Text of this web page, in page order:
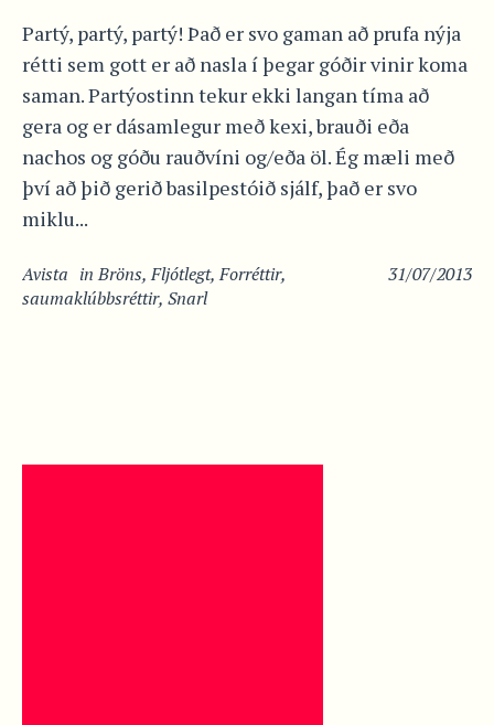
Partý, partý, partý! Það er svo gaman að prufa nýja
rétti sem gott er að nasla í þegar góðir vinir koma
saman. Partýostinn tekur ekki langan tíma að
gera og er dásamlegur með kexi, brauði eða
nachos og góðu rauðvíni og/eða öl. Ég mæli með
því að þið gerið basilpestóið sjálf, það er svo
miklu...
31/07/2013
Avista inBröns,Fljótlegt,Forréttir,
saumaklúbbsréttir, Snarl